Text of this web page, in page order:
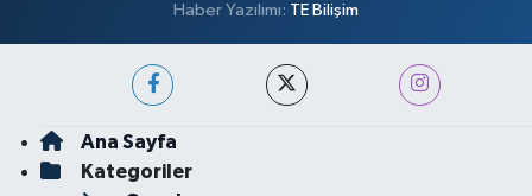
Haber Yazılımı: TE Bilişim
Ana Sayfa
Kategoriler